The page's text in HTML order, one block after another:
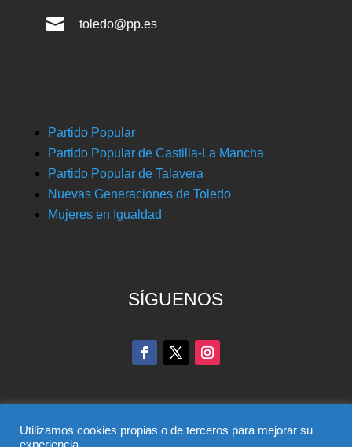
 toledo@pp.es
Partido Popular
Partido Popular de Castilla-La Mancha
Partido Popular de Talavera
Nuevas Generaciones de Toledo
Mujeres en Igualdad
SÍGUENOS
Utilizamos cookies propias o de terceros para mejorar su